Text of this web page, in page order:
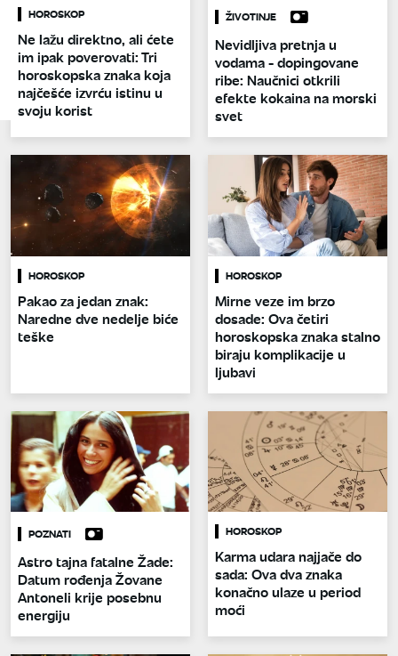
HOROSKOP
Ne lažu direktno, ali ćete
im ipak poverovati: Tri
horoskopska znaka koja
najčešće izvrću istinu u
svoju korist
ŽIVOTINJE
Nevidljiva pretnja u
vodama - dopingovane
ribe: Naučnici otkrili
efekte kokaina na morski
svet
HOROSKOP
Pakao za jedan znak:
Naredne dve nedelje biće
teške
HOROSKOP
Mirne veze im brzo
dosade: Ova četiri
horoskopska znaka stalno
biraju komplikacije u
ljubavi
POZNATI
Astro tajna fatalne Žade:
Datum rođenja Žovane
Antoneli krije posebnu
energiju
HOROSKOP
Karma udara najjače do
sada: Ova dva znaka
konačno ulaze u period
moći